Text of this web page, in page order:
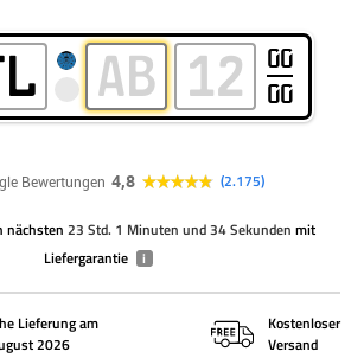
00
00
Bewertungen 4,8 2.175
nächsten 23 Std. 1 Minuten und 34 Sekunden mit
Liefergarantie
i
Lieferung am
2026
Kostenloser
Versand